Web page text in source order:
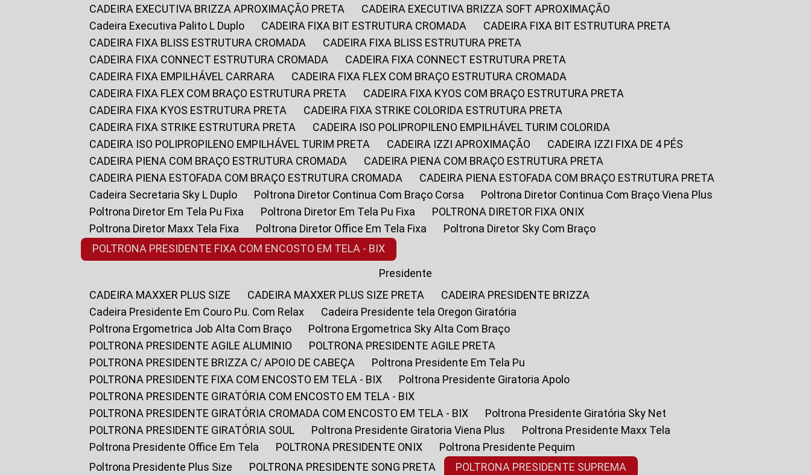
CADEIRA EXECUTIVA BRIZZA APROXIMAÇÃO PRETA
CADEIRA EXECUTIVA BRIZZA SOFT APROXIMAÇÃO
Cadeira Executiva Palito L Duplo
CADEIRA FIXA BIT ESTRUTURA CROMADA
CADEIRA FIXA BIT ESTRUTURA PRETA
CADEIRA FIXA BLISS ESTRUTURA CROMADA
CADEIRA FIXA BLISS ESTRUTURA PRETA
CADEIRA FIXA CONNECT ESTRUTURA CROMADA
CADEIRA FIXA CONNECT ESTRUTURA PRETA
CADEIRA FIXA EMPILHÁVEL CARRARA
CADEIRA FIXA FLEX COM BRAÇO ESTRUTURA CROMADA
CADEIRA FIXA FLEX COM BRAÇO ESTRUTURA PRETA
CADEIRA FIXA KYOS COM BRAÇO ESTRUTURA PRETA
CADEIRA FIXA KYOS ESTRUTURA PRETA
CADEIRA FIXA STRIKE COLORIDA ESTRUTURA PRETA
CADEIRA FIXA STRIKE ESTRUTURA PRETA
CADEIRA ISO POLIPROPILENO EMPILHÁVEL TURIM COLORIDA
CADEIRA ISO POLIPROPILENO EMPILHÁVEL TURIM PRETA
CADEIRA IZZI APROXIMAÇÃO
CADEIRA IZZI FIXA DE 4 PÉS
CADEIRA PIENA COM BRAÇO ESTRUTURA CROMADA
CADEIRA PIENA COM BRAÇO ESTRUTURA PRETA
CADEIRA PIENA ESTOFADA COM BRAÇO ESTRUTURA CROMADA
CADEIRA PIENA ESTOFADA COM BRAÇO ESTRUTURA PRETA
Cadeira Secretaria Sky L Duplo
Poltrona Diretor Continua Com Braço Corsa
Poltrona Diretor Continua Com Braço Viena Plus
Poltrona Diretor Em Tela Pu Fixa
Poltrona Diretor Em Tela Pu Fixa
POLTRONA DIRETOR FIXA ONIX
Poltrona Diretor Maxx Tela Fixa
Poltrona Diretor Office Em Tela Fixa
Poltrona Diretor Sky Com Braço
POLTRONA PRESIDENTE FIXA COM ENCOSTO EM TELA - BIX
Presidente
CADEIRA MAXXER PLUS SIZE
CADEIRA MAXXER PLUS SIZE PRETA
CADEIRA PRESIDENTE BRIZZA
Cadeira Presidente Em Couro P.u. Com Relax
Cadeira Presidente tela Oregon Giratória
Poltrona Ergometrica Job Alta Com Braço
Poltrona Ergometrica Sky Alta Com Braço
POLTRONA PRESIDENTE AGILE ALUMINIO
POLTRONA PRESIDENTE AGILE PRETA
POLTRONA PRESIDENTE BRIZZA C/ APOIO DE CABEÇA
Poltrona Presidente Em Tela Pu
POLTRONA PRESIDENTE FIXA COM ENCOSTO EM TELA - BIX
Poltrona Presidente Giratoria Apolo
POLTRONA PRESIDENTE GIRATÓRIA COM ENCOSTO EM TELA - BIX
POLTRONA PRESIDENTE GIRATÓRIA CROMADA COM ENCOSTO EM TELA - BIX
Poltrona Presidente Giratória Sky Net
POLTRONA PRESIDENTE GIRATÓRIA SOUL
Poltrona Presidente Giratoria Viena Plus
Poltrona Presidente Maxx Tela
Poltrona Presidente Office Em Tela
POLTRONA PRESIDENTE ONIX
Poltrona Presidente Pequim
Poltrona Presidente Plus Size
POLTRONA PRESIDENTE SONG PRETA POLTRONA PRESIDENTE SUPREMA